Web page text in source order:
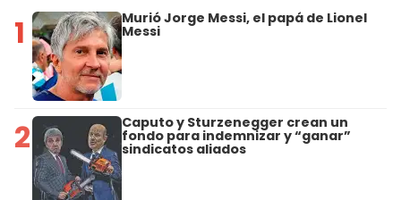
1 Murió Jorge Messi, el papá de Lionel
Messi
2 Caputo y Sturzenegger crean un
fondo para indemnizar y “ganar”
sindicatos aliados